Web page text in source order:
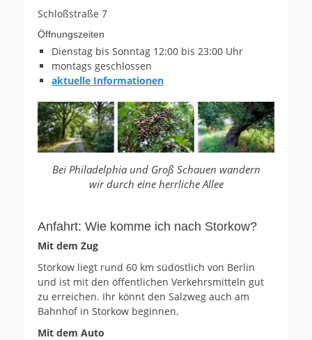
Schloßstraße 7
Öffnungszeiten
Dienstag bis Sonntag 12:00 bis 23:00 Uhr
montags geschlossen
aktuelle Informationen
Bei Philadelphia und Groß Schauen wandern
wir durch eine herrliche Allee
Anfahrt: Wie komme ich nach Storkow?
Mit dem Zug
Storkow liegt rund 60 km südöstlich von Berlin
und ist mit den öffentlichen Verkehrsmitteln gut
zu erreichen. Ihr könnt den Salzweg auch am
Bahnhof in Storkow beginnen.
Mit dem Auto